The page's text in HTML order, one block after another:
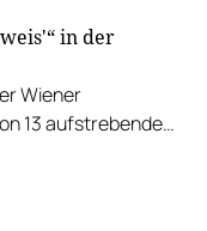
in der
Wiener
13 aufstrebenden